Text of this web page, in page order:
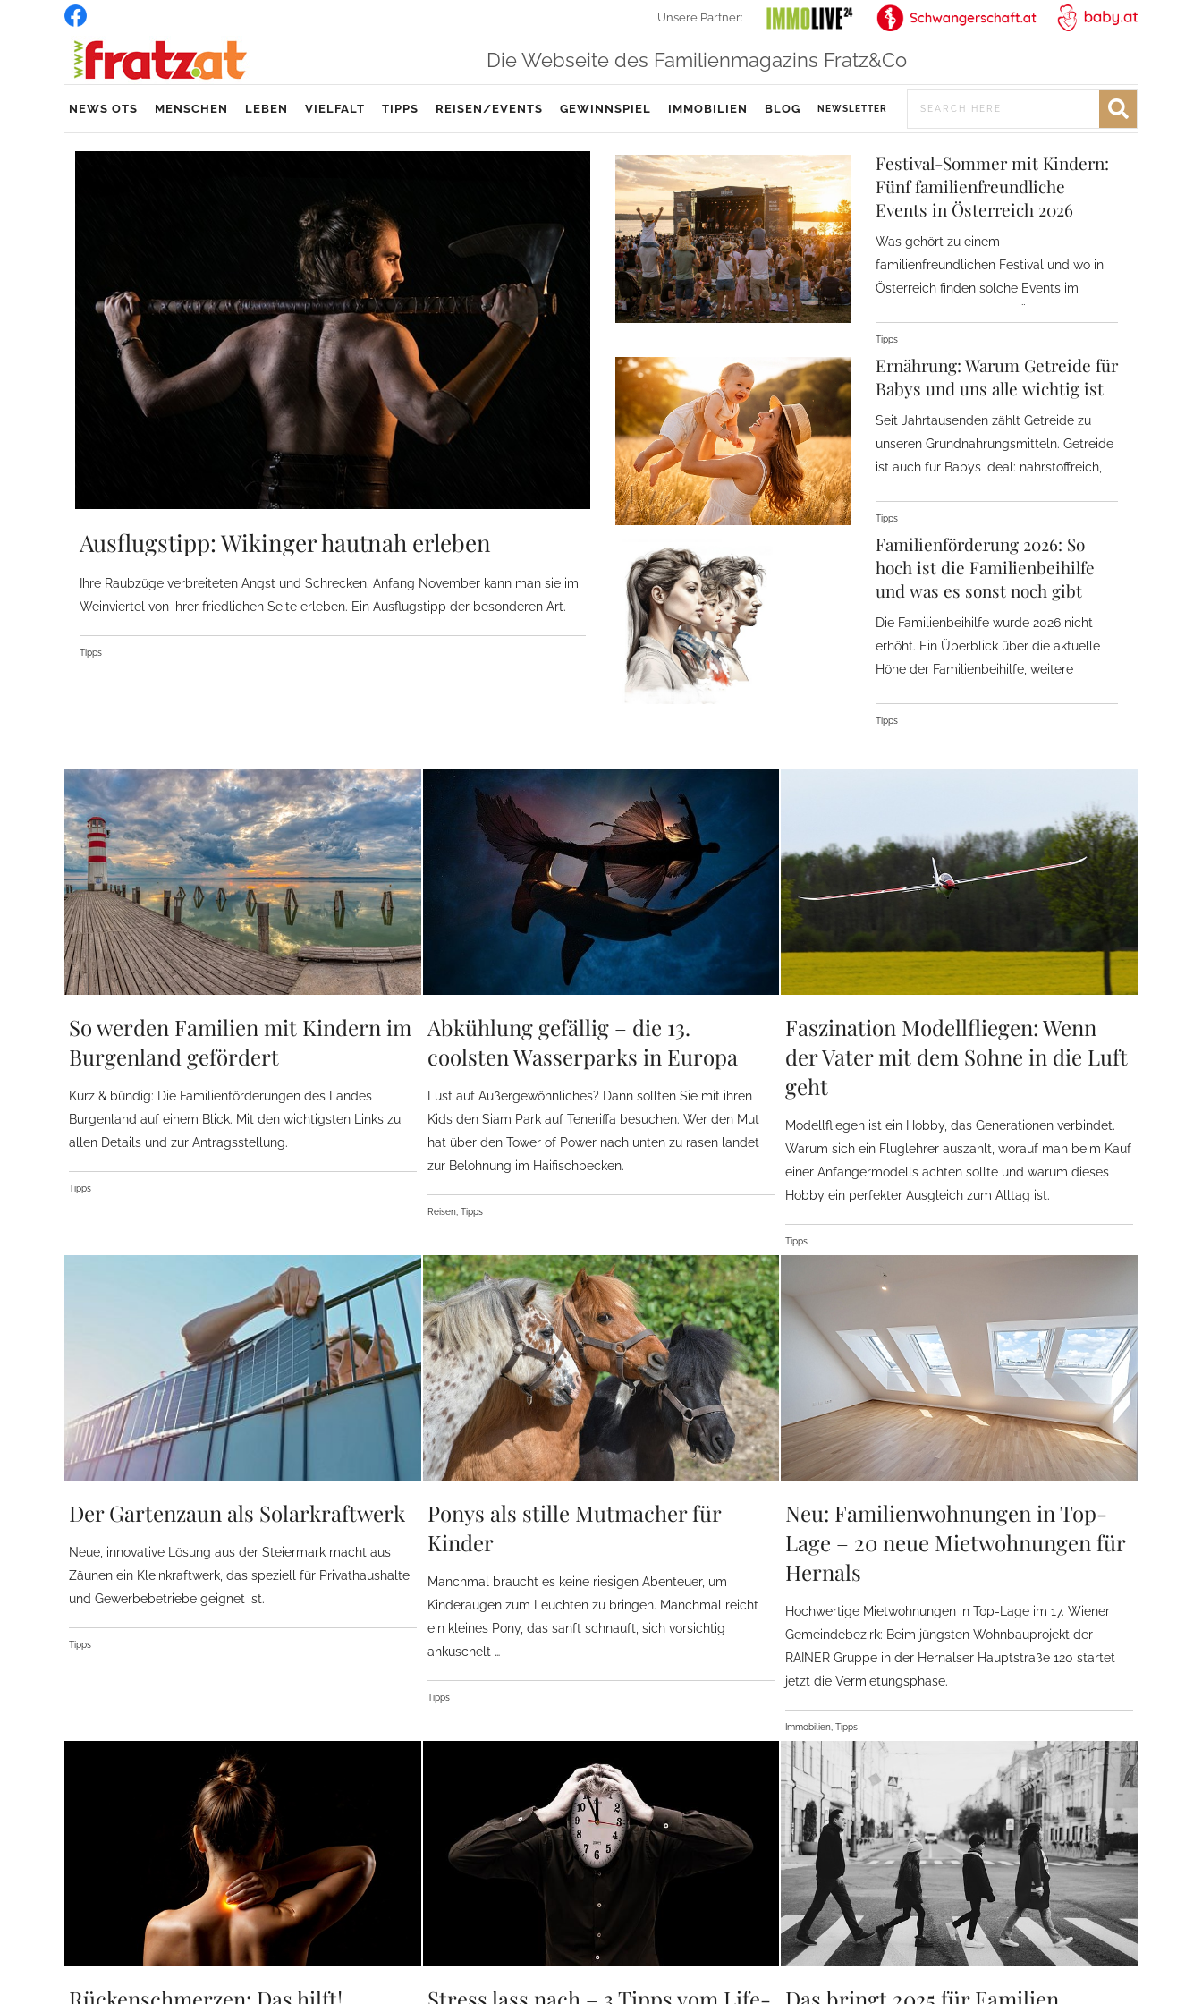
Unsere Partner:
Die Webseite des Familienmagazins Fratz&Co
NEWS OTS MENSCHEN LEBEN VIELFALT TIPPS REISEN/EVENTS GEWINNSPIEL IMMOBILIEN BLOG NEWSLETTER
Ausflugstipp: Wikinger hautnah erleben
Ihre Raubzüge verbreiteten Angst und Schrecken. Anfang November kann man sie im
Weinviertel von ihrer friedlichen Seite erleben. Ein Ausflugstipp der besonderen Art.
Tipps
Festival-Sommer mit Kindern:
Fünf familienfreundliche
Events in Österreich 2026
Was gehört zu einem
familienfreundlichen Festival und wo in
Österreich finden solche Events im
Tipps
Ernährung: Warum Getreide für
Babys und uns alle wichtig ist
Seit Jahrtausenden zählt Getreide zu
unseren Grundnahrungsmitteln. Getreide
ist auch für Babys ideal: nährstoffreich,
Tipps
Familienförderung 2026: So
hoch ist die Familienbeihilfe
und was es sonst noch gibt
Die Familienbeihilfe wurde 2026 nicht
erhöht. Ein Überblick über die aktuelle
Höhe der Familienbeihilfe, weitere
wie man diese erhält. Mit einem
Tipps
So werden Familien mit Kindern im
Burgenland gefördert
Kurz & bündig: Die Familienförderungen des Landes
Burgenland auf einem Blick. Mit den wichtigsten Links zu
allen Details und zur Antragsstellung.
Tipps
Abkühlung gefällig – die 13.
coolsten Wasserparks in Europa
Lust auf Außergewöhnliches? Dann sollten Sie mit ihren
Kids den Siam Park auf Teneriffa besuchen. Wer den Mut
hat über den Tower of Power nach unten zu rasen landet
zur Belohnung im Haifischbecken.
Reisen, Tipps
Faszination Modellfliegen: Wenn
der Vater mit dem Sohne in die Luft
geht
Modellfliegen ist ein Hobby, das Generationen verbindet.
Warum sich ein Fluglehrer auszahlt, worauf man beim Kauf
einer Anfängermodells achten sollte und warum dieses
Hobby ein perfekter Ausgleich zum Alltag ist.
Tipps
Der Gartenzaun als Solarkraftwerk
Neue, innovative Lösung aus der Steiermark macht aus
Zäunen ein Kleinkraftwerk, das speziell für Privathaushalte
und Gewerbebetriebe geignet ist.
Tipps
Ponys als stille Mutmacher für
Kinder
Manchmal braucht es keine riesigen Abenteuer, um
Kinderaugen zum Leuchten zu bringen. Manchmal reicht
ein kleines Pony, das sanft schnauft, sich vorsichtig
ankuschelt …
Tipps
Neu: Familienwohnungen in Top-
Lage – 20 neue Mietwohnungen für
Hernals
Hochwertige Mietwohnungen in Top-Lage im 17. Wiener
Gemeindebezirk: Beim jüngsten Wohnbauprojekt der
RAINER Gruppe in der Hernalser Hauptstraße 120 startet
jetzt die Vermietungsphase.
Immobilien, Tipps